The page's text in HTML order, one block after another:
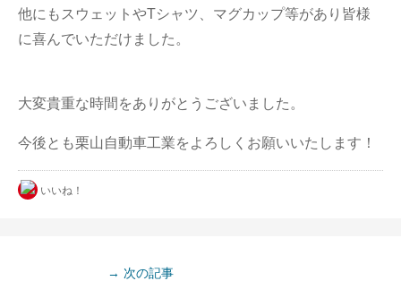
他にもスウェットやTシャツ、マグカップ等があり皆様
に喜んでいただけました。
大変貴重な時間をありがとうございました。
今後とも栗山自動車工業をよろしくお願いいたします！
いいね！
→ 次の記事